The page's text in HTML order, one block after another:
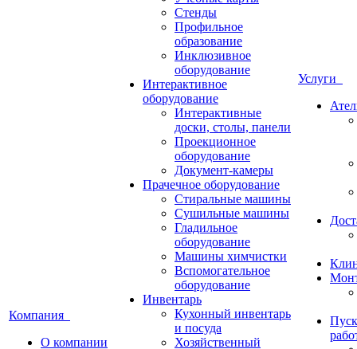
Компания
О компании
Стенды
Профильное
образование
Инклюзивное
оборудование
Интерактивное
оборудование
Интерактивные
доски, столы, панели
Проекционное
оборудование
Документ-камеры
Прачечное оборудование
Стиральные машины
Сушильные машины
Гладильное
оборудование
Машины химчистки
Вспомогательное
оборудование
Инвентарь
Кухонный инвентарь
и посуда
Хозяйственный
Услуги